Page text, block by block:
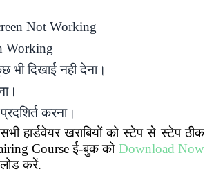
Not Working
Working
भी दिखाई नही देना।
प्रदशिर्त करना।
हार्डवेयर खराबियों को स्टेप से स्टेप ठीक
Course ई-बुक को Download Now
करें.